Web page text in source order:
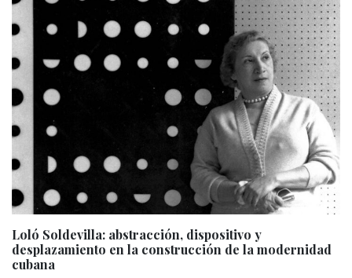
Loló Soldevilla: abstracción, dispositivo y
desplazamiento en la construcción de la modernidad
cubana